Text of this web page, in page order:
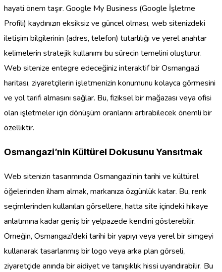
hayati önem taşır. Google My Business (Google İşletme
Profili) kaydınızın eksiksiz ve güncel olması, web sitenizdeki
iletişim bilgilerinin (adres, telefon) tutarlılığı ve yerel anahtar
kelimelerin stratejik kullanımı bu sürecin temelini oluşturur.
Web sitenize entegre edeceğiniz interaktif bir Osmangazi
haritası, ziyaretçilerin işletmenizin konumunu kolayca görmesini
ve yol tarifi almasını sağlar. Bu, fiziksel bir mağazası veya ofisi
olan işletmeler için dönüşüm oranlarını artırabilecek önemli bir
özelliktir.
Osmangazi’nin Kültürel Dokusunu Yansıtmak
Web sitenizin tasarımında Osmangazi’nin tarihi ve kültürel
öğelerinden ilham almak, markanıza özgünlük katar. Bu, renk
seçimlerinden kullanılan görsellere, hatta site içindeki hikaye
anlatımına kadar geniş bir yelpazede kendini gösterebilir.
Örneğin, Osmangazi’deki tarihi bir yapıyı veya yerel bir simgeyi
kullanarak tasarlanmış bir logo veya arka plan görseli,
ziyaretçide anında bir aidiyet ve tanışıklık hissi uyandırabilir. Bu